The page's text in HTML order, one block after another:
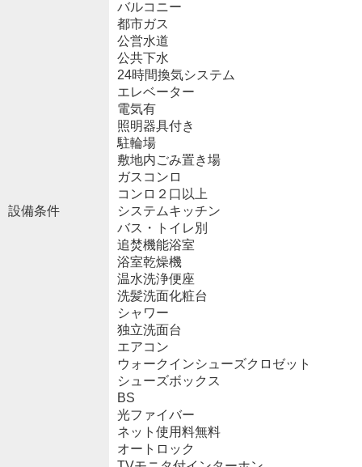
設備条件
バルコニー
都市ガス
公営水道
公共下水
24時間換気システム
エレベーター
電気有
照明器具付き
駐輪場
敷地内ごみ置き場
ガスコンロ
コンロ２口以上
システムキッチン
バス・トイレ別
追焚機能浴室
浴室乾燥機
温水洗浄便座
洗髪洗面化粧台
シャワー
独立洗面台
エアコン
ウォークインシューズクロゼット
シューズボックス
BS
光ファイバー
ネット使用料無料
オートロック